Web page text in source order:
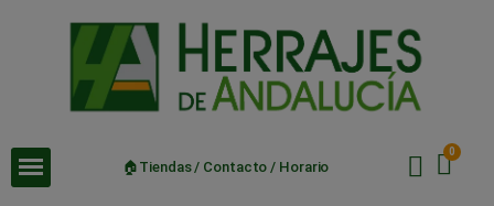
🏠Tiendas / Contacto / Horario